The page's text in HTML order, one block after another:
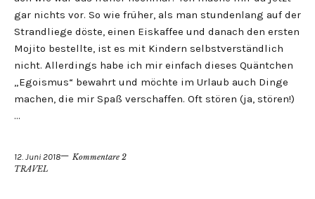
gar nichts vor. So wie früher, als man stundenlang auf der
Strandliege döste, einen Eiskaffee und danach den ersten
Mojito bestellte, ist es mit Kindern selbstverständlich
nicht. Allerdings habe ich mir einfach dieses Quäntchen
„Egoismus“ bewahrt und möchte im Urlaub auch Dinge
machen, die mir Spaß verschaffen. Oft stören (ja, stören!)
…
12. Juni 2018
Kommentare 2
TRAVEL